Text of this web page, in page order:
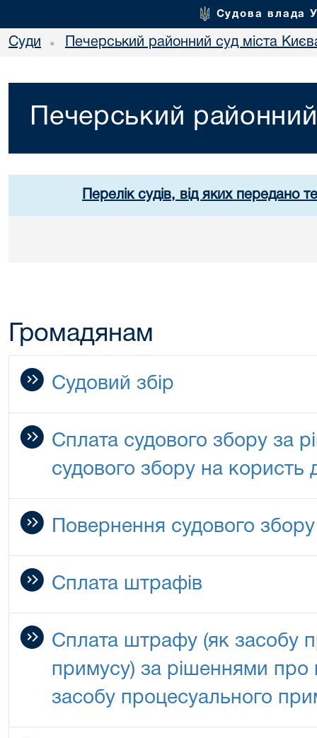
Судова влада
Суди • Печерський районний суд міста
Печерський
Перелік судів, від яких передано
Громадянам
Судовий збір
Сплата судового збору за
судового збору на користь
Повернення судового збору
Сплата штрафів
Сплата штрафу (як засобу
примусу) за рішеннями
засобу процесуального